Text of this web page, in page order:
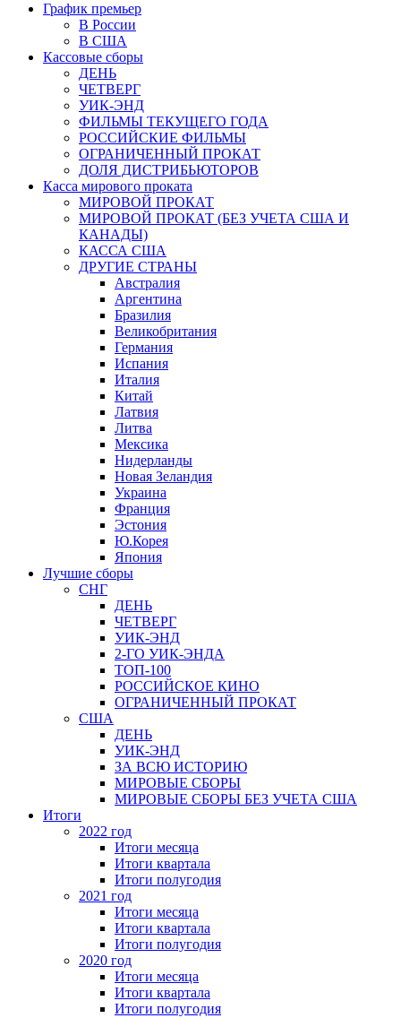
График премьер
В России
В США
Кассовые сборы
ДЕНЬ
ЧЕТВЕРГ
УИК-ЭНД
ФИЛЬМЫ ТЕКУЩЕГО ГОДА
РОССИЙСКИЕ ФИЛЬМЫ
ОГРАНИЧЕННЫЙ ПРОКАТ
ДОЛЯ ДИСТРИБЬЮТОРОВ
Касса мирового проката
МИРОВОЙ ПРОКАТ
МИРОВОЙ ПРОКАТ (БЕЗ УЧЕТА США И
КАНАДЫ)
КАССА США
ДРУГИЕ СТРАНЫ
Австралия
Аргентина
Бразилия
Великобритания
Германия
Испания
Италия
Китай
Латвия
Литва
Мексика
Нидерланды
Новая Зеландия
Украина
Франция
Эстония
Ю.Корея
Япония
Лучшие сборы
СНГ
ДЕНЬ
ЧЕТВЕРГ
УИК-ЭНД
2-ГО УИК-ЭНДА
ТОП-100
РОССИЙСКОЕ КИНО
ОГРАНИЧЕННЫЙ ПРОКАТ
США
ДЕНЬ
УИК-ЭНД
ЗА ВСЮ ИСТОРИЮ
МИРОВЫЕ СБОРЫ
МИРОВЫЕ СБОРЫ БЕЗ УЧЕТА США
Итоги
2022 год
Итоги месяца
Итоги квартала
Итоги полугодия
2021 год
Итоги месяца
Итоги квартала
Итоги полугодия
2020 год
Итоги месяца
Итоги квартала
Итоги полугодия